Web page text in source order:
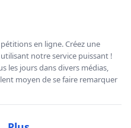
en ligne. Créez une
notre service puissant !
les jours dans divers médias,
moyen de se faire remarquer